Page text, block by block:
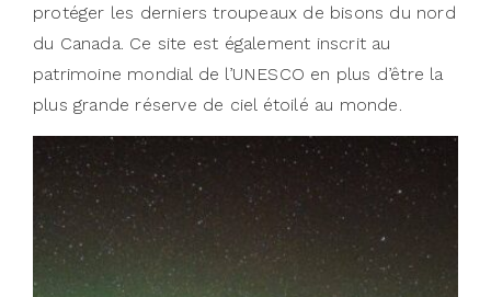
protéger les derniers troupeaux de bisons du nord
du Canada. Ce site est également inscrit au
patrimoine mondial de l’UNESCO en plus d’être la
plus grande réserve de ciel étoilé au monde.